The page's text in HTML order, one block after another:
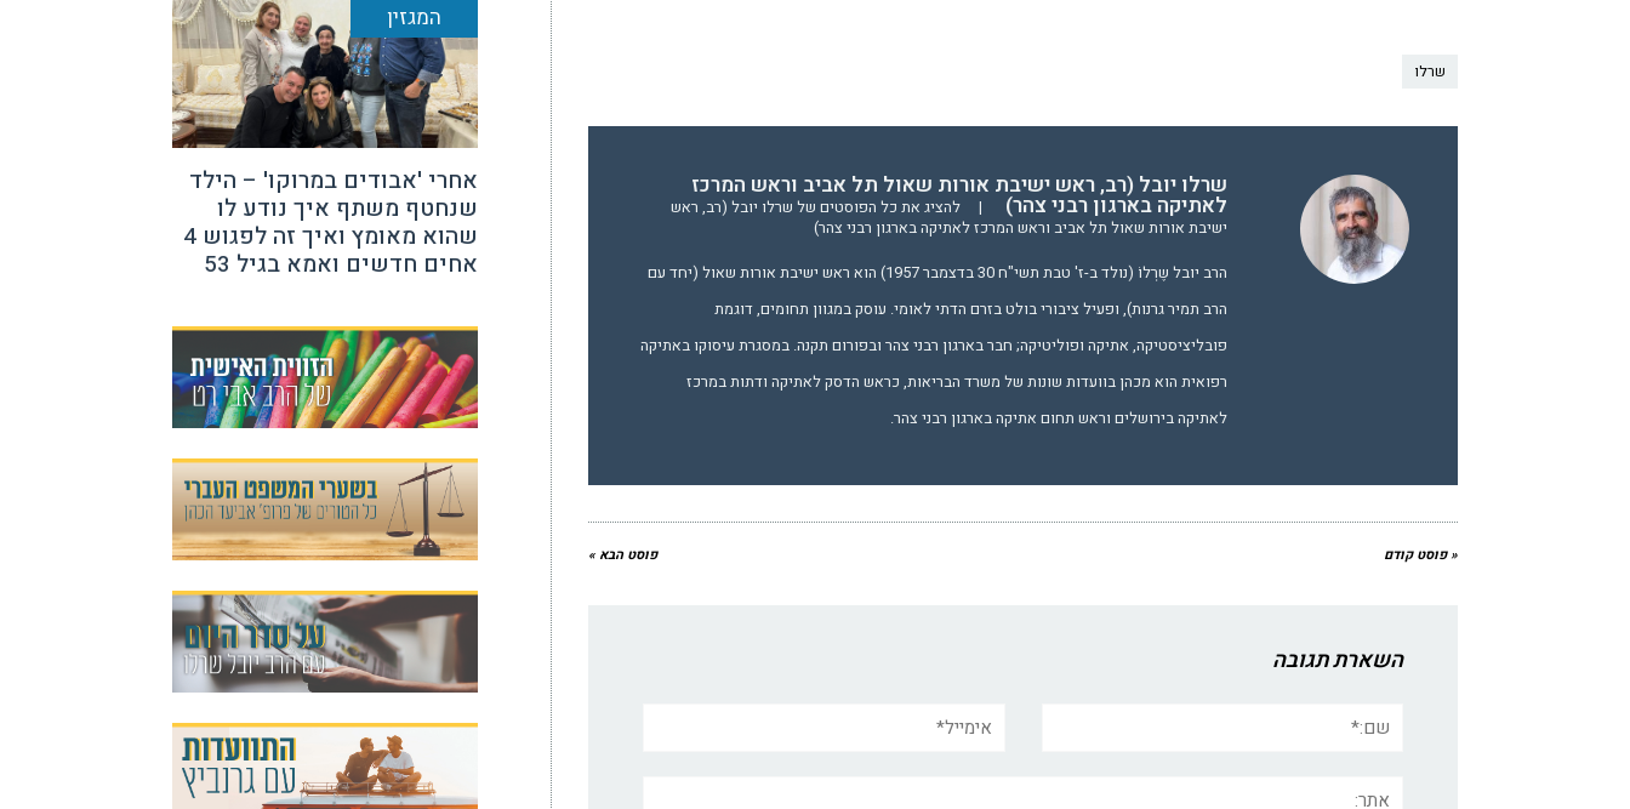
שרלו
שרלו יובל (רב, ראש ישיבת אורות שאול תל אביב וראש המרכז
לאתיקה בארגון רבני צהר) |
להציג את כל הפוסטים של שרלו יובל (רב, ראש
ישיבת אורות שאול תל אביב וראש המרכז לאתיקה בארגון רבני צהר)
הרב יובל שֶרְלוֹ (נולד ב-ז' טבת תשי"ח 30 בדצמבר 1957) הוא ראש ישיבת אורות שאול (יחד עם
הרב תמיר גרנות), ופעיל ציבורי בולט בזרם הדתי לאומי. עוסק במגוון תחומים, דוגמת
פובליציסטיקה, אתיקה ופוליטיקה; חבר בארגון רבני צהר ובפורום תקנה. במסגרת עיסוקו באתיקה
רפואית הוא מכהן בוועדות שונות של משרד הבריאות, כראש הדסק לאתיקה ודתות במרכז
לאתיקה בירושלים וראש תחום אתיקה בארגון רבני צהר.
« פוסט קודם פוסט הבא »
השארת תגובה
המגזין
אחרי 'אבודים במרוקו' – הילד
שנחטף משתף איך נודע לו
שהוא מאומץ ואיך זה לפגוש 4
אחים חדשים ואמא בגיל 53